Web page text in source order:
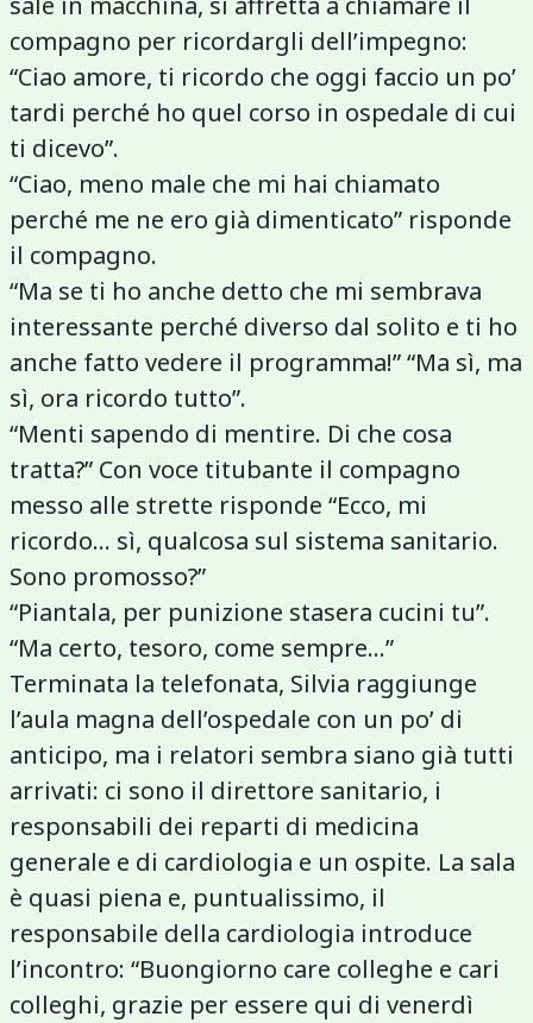
compagno per ricordargli dell’impegno:
“Ciao amore, ti ricordo che oggi faccio un po’
tardi perché ho quel corso in ospedale di cui
ti dicevo”.
“Ciao, meno male che mi hai chiamato
perché me ne ero già dimenticato” risponde
il compagno.
“Ma se ti ho anche detto che mi sembrava
interessante perché diverso dal solito e ti ho
anche fatto vedere il programma!” “Ma sì, ma
sì, ora ricordo tutto”.
“Menti sapendo di mentire. Di che cosa
tratta?” Con voce titubante il compagno
messo alle strette risponde “Ecco, mi
ricordo... sì, qualcosa sul sistema sanitario.
Sono promosso?”
“Piantala, per punizione stasera cucini tu”.
“Ma certo, tesoro, come sempre...”
Terminata la telefonata, Silvia raggiunge
l’aula magna dell’ospedale con un po’ di
anticipo, ma i relatori sembra siano già tutti
arrivati: ci sono il direttore sanitario, i
responsabili dei reparti di medicina
generale e di cardiologia e un ospite. La sala
è quasi piena e, puntualissimo, il
responsabile della cardiologia introduce
l’incontro: “Buongiorno care colleghe e cari
colleghi, grazie per essere qui di venerdì